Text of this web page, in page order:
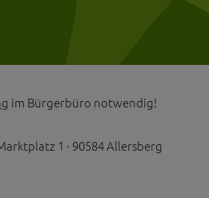
im Bürgerbüro notwendig!
1 · 90584 Allersberg